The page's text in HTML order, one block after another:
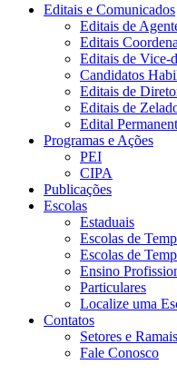
Editais e Comunicados
Editais de
Editais
Editais de Vice-
Candidatos
Editais de
Editais de
Edital
Programas e Ações
PEI
CIPA
Publicações
Escolas
Estaduais
Escolas de
Escolas de
Ensino
Particulares
Localize uma
Contatos
Setores e Ramais
Fale Conosco